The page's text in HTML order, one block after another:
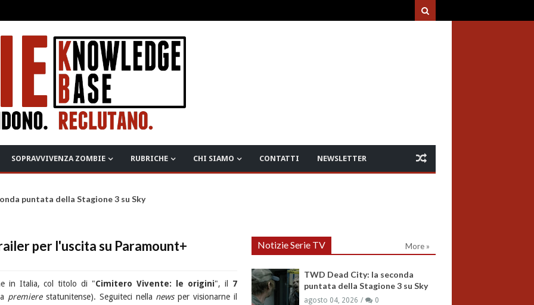
SOPRAVVIVENZA ZOMBIE RUBRICHE CHI SIAMO CONTATTI NEWSLETTER
puntata della Stagione 3 su Sky
per l'uscita su Paramount+
in Italia, col titolo di "Cimitero Vivente: le origini", il 7
premierestatunitense). Seguiteci nella newsper visionarne il
Notizie Serie TV More »
TWD Dead City: la seconda
puntata della Stagione 3 su Sky
agosto 04, 2026 0